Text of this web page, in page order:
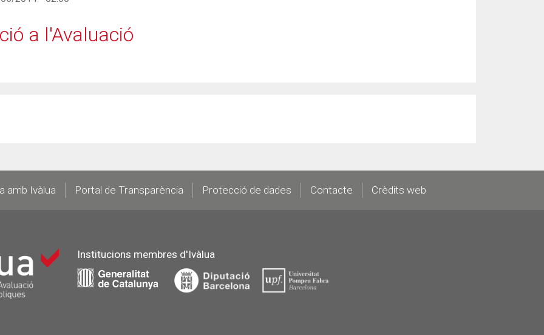
a l'Avaluació
amb Ivàlua Portal de Transparència Protecció de dades Contacte Crèdits web
Institucions membres d'Ivàlua